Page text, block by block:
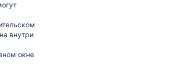
внутри
окне